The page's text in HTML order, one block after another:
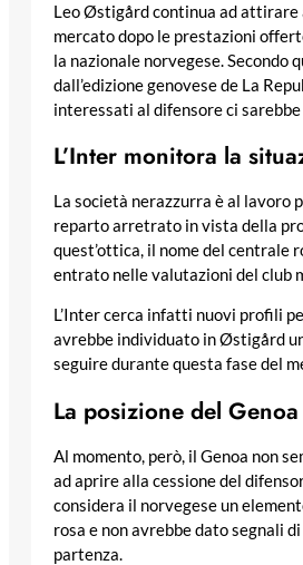
Leo Østigård continua ad attirare
mercato dopo le prestazioni
la nazionale norvegese. Secondo
dall’edizione genovese de La
interessati al difensore ci sarebbe
L’Inter monitora la
La società nerazzurra è al lavoro
reparto arretrato in vista della
quest’ottica, il nome del centrale
entrato nelle valutazioni del club
L’Inter cerca infatti nuovi profili
avrebbe individuato in Østigård
seguire durante questa fase del
La posizione del Genoa
Al momento, però, il Genoa non
ad aprire alla cessione del
considera il norvegese un
rosa e non avrebbe dato segnali
partenza.